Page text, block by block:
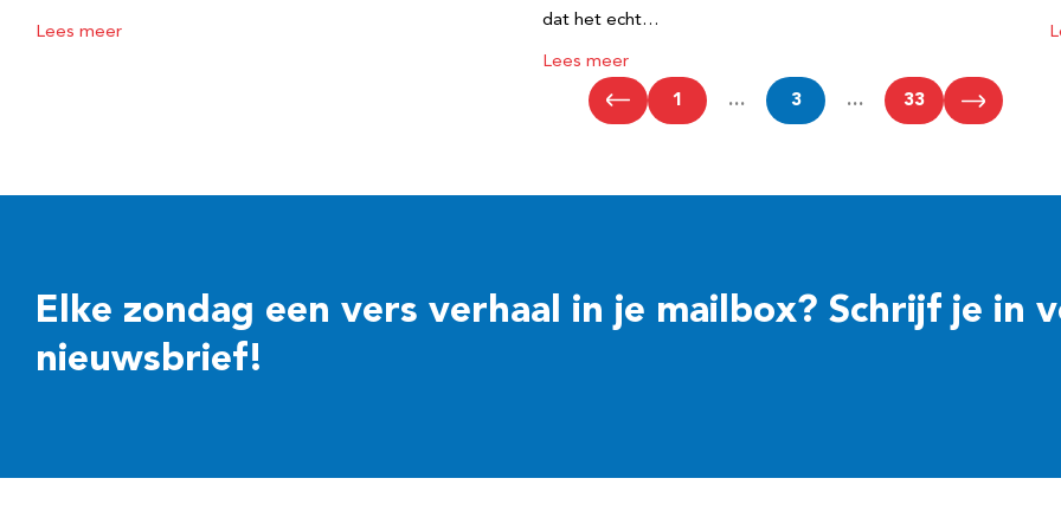
Lees meer
dat het echt…
Lees meer
1 … 3 … 33
Elke zondag een vers verhaal in je mailbox? Schrijf je in
nieuwsbrief!